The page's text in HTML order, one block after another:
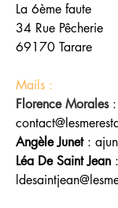
La 6ème faute
34 Rue Pêcherie
69170 Tarare
Mails :
Florence Morales:
Angèle Junet:
Léa De Saint Jean :